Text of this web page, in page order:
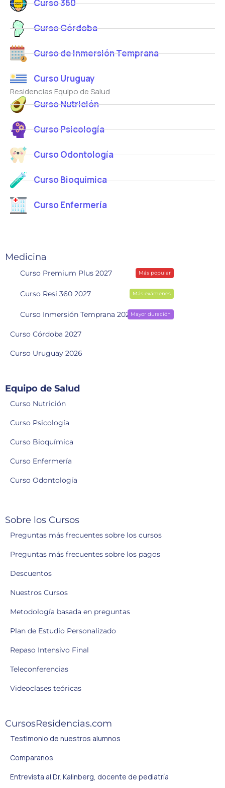
Curso 360
Curso Córdoba
Curso de Inmersión Temprana
Curso Uruguay
Residencias Equipo de Salud
Curso Nutrición
Curso Psicología
Curso Odontología
Curso Bioquímica
Curso Enfermería
Medicina
Curso Premium Plus 2027 Más popular
Curso Resi 360 2027 Más exámenes
Curso Inmersión Temprana 2028Mayor duración
Curso Córdoba 2027
Curso Uruguay 2026
Equipo de Salud
Curso Nutrición
Curso Psicología
Curso Bioquímica
Curso Enfermería
Curso Odontología
Sobre los Cursos
Preguntas más frecuentes sobre los cursos
Preguntas más frecuentes sobre los pagos
Descuentos
Nuestros Cursos
Metodología basada en preguntas
Plan de Estudio Personalizado
Repaso Intensivo Final
Teleconferencias
Videoclases teóricas
CursosResidencias.com
Testimonio de nuestros alumnos
Comparanos
Entrevista al Dr. Kalinberg, docente de pediatría